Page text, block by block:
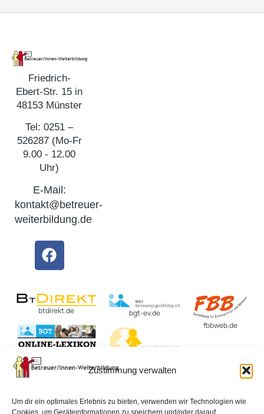
Zustimmung verwalten
Um dir ein optimales Erlebnis zu bieten, verwenden wir Technologien wie
Cookies, um Geräteinformationen zu speichern und/oder darauf
Friedrich-
Ebert-Str. 15 in
48153 Münster
Tel: 0251 –
526287 (Mo-Fr
9.00 - 12.00
Uhr)
E-Mail:
kontakt@betreuer-
weiterbildung.de
btdirekt.de bgt-ev.de
BvBEF.de
fbbweb.de